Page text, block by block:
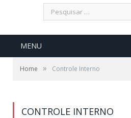
Pesquisar
por:
MENU
Home » Controle Interno
CONTROLE INTERNO